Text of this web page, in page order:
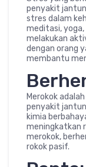
penyakit
stres dalam
meditasi,
melakukan
dengan orang
membantu
Merokok
penyakit
kimia
meningkatkan
merokok,
rokok pasif.